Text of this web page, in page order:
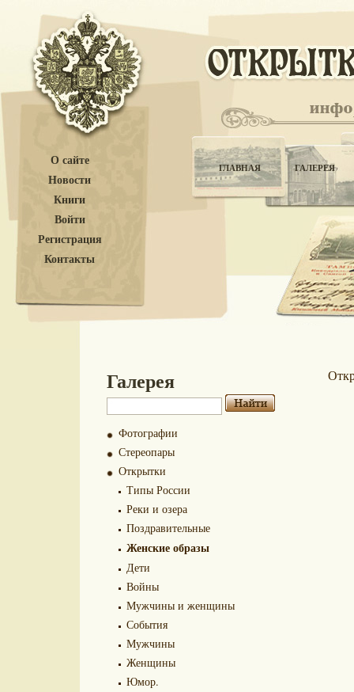
О сайте
Новости
Книги
Войти
Регистрация
Контакты
ГЛАВНАЯ ГАЛЕРЕЯ
Галерея
Фотографии
Стереопары
Открытки
Типы России
Реки и озера
Поздравительные
Женские образы
Дети
Войны
Мужчины и женщины
События
Мужчины
Женщины
Юмор.